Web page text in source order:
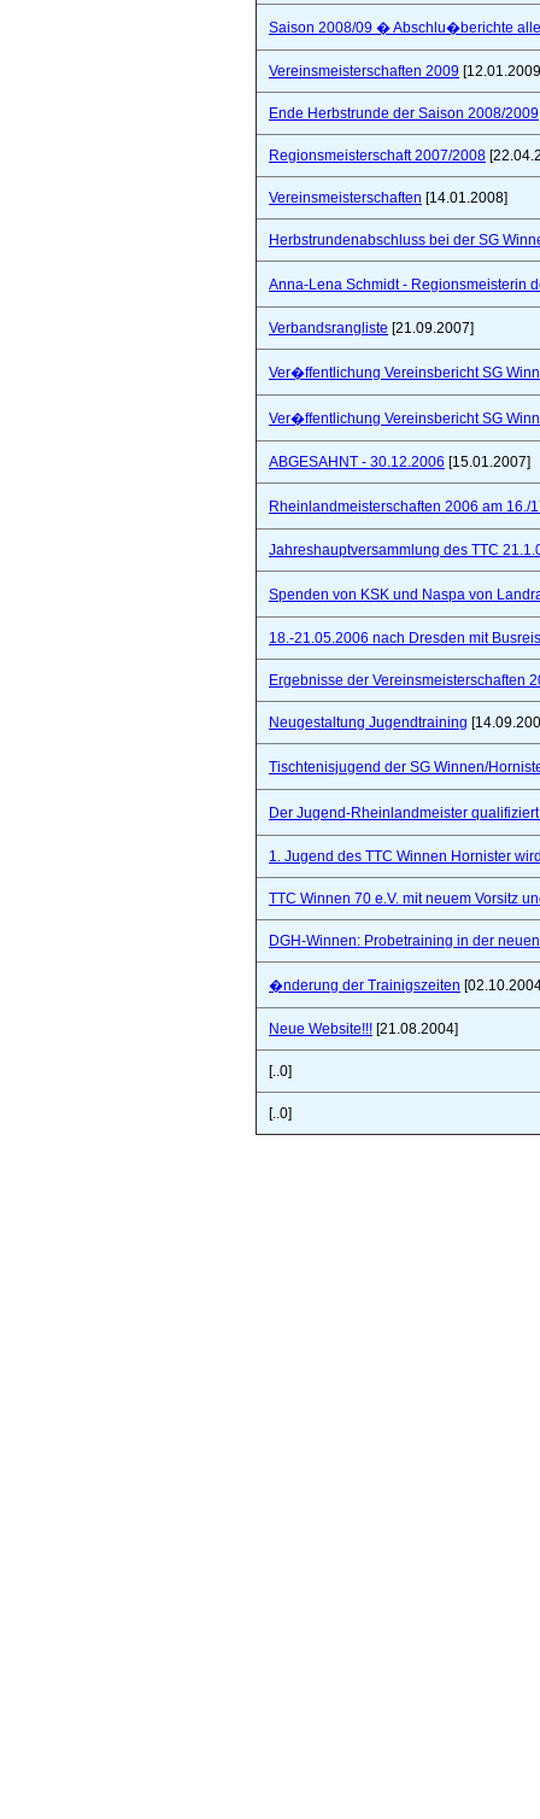
Saison 2008/09 � Abschlu�berichte
Vereinsmeisterschaften 2009
Ende Herbstrunde der Saison 2008/2009
Regionsmeisterschaft 2007/2008
Vereinsmeisterschaften [14.01.2008]
Herbstrundenabschluss bei der SG
Anna-Lena Schmidt - Regionsmeisterin
Verbandsrangliste [21.09.2007]
Ver�ffentlichung Vereinsbericht SG
Ver�ffentlichung Vereinsbericht SG
ABGESAHNT - 30.12.2006 [15.01.2007]
Rheinlandmeisterschaften 2006 am
Jahreshauptversammlung des TTC
Spenden von KSK und Naspa von
18.-21.05.2006 nach Dresden mit
Ergebnisse der Vereinsmeisterschaften
Neugestaltung Jugendtraining
Tischtenisjugend der SG Winnen/
Der Jugend-Rheinlandmeister
1. Jugend des TTC Winnen Hornister
TTC Winnen 70 e.V. mit neuem Vorsitz
DGH-Winnen: Probetraining in der
�nderung der Trainigszeiten
Neue Website!!! [21.08.2004]
[..0]
[..0]